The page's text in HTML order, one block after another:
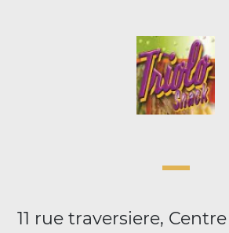
11 rue traversiere,